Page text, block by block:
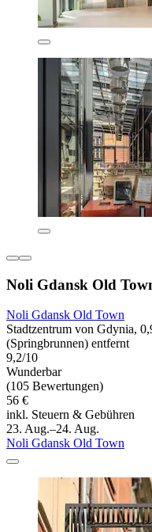
Noli Gdansk Old
Noli Gdansk Old Town
Stadtzentrum von Gdynia,
(Springbrunnen) entfernt
9,2/10
Wunderbar
(105 Bewertungen)
56 €
inkl. Steuern & Gebühren
23. Aug.–24. Aug.
Noli Gdansk Old Town